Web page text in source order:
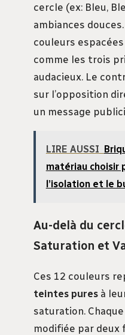
cercle (ex: Bleu,
ambiances
couleurs
comme les trois
audacieux. Le
sur l’opposition
un message
LIRE AUSSI
matériau choisir
l’isolation et le
Au-delà du
Saturation et
Ces 12 couleurs
teintes pures à
saturation.
modifiée par deux